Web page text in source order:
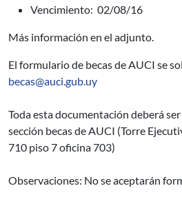
Vencimiento: 02/08/16
Más información en el adjunto.
El formulario de becas de AUCI se
becas@auci.gub.uy
Toda esta documentación deberá
sección becas de AUCI (Torre
710 piso 7 oficina 703)
Observaciones: No se aceptarán